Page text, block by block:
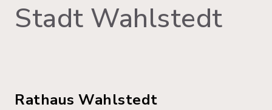
Stadt Wahlstedt
Rathaus Wahlstedt